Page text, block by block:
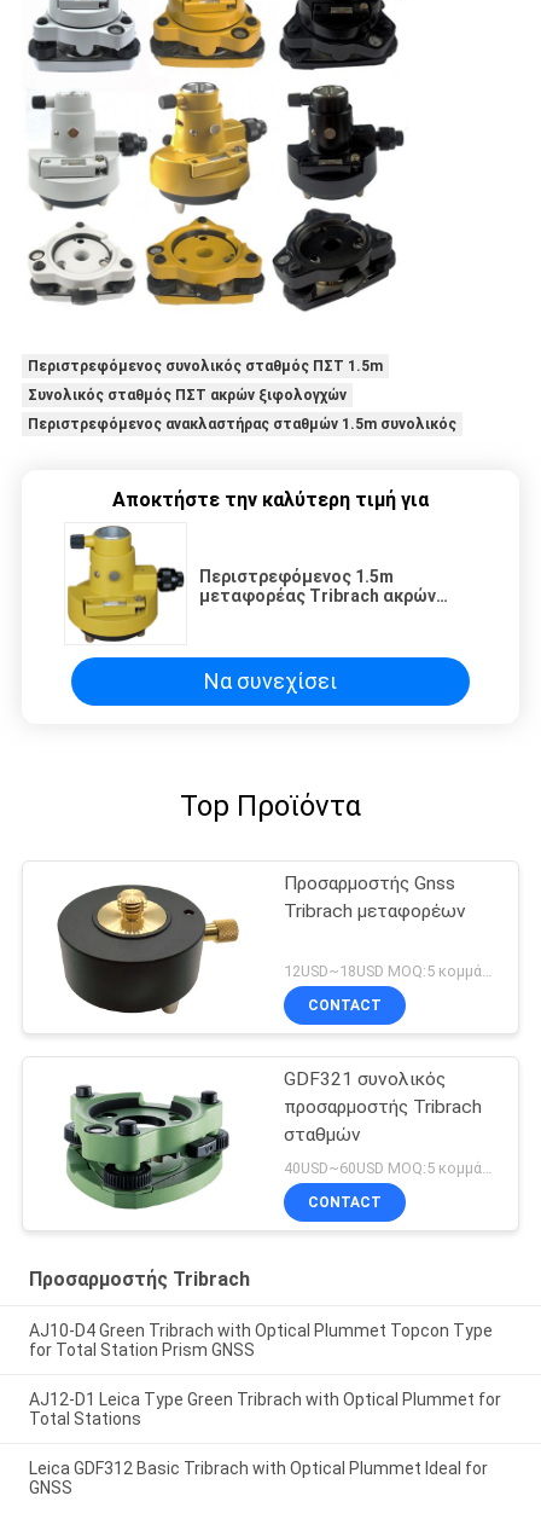
Περιστρεφόμενος συνολικός σταθμός ΠΣΤ 1.5m
Συνολικός σταθμός ΠΣΤ ακρών ξιφολογχών
Περιστρεφόμενος ανακλαστήρας σταθμών 1.5m συνολικός
Αποκτήστε την καλύτερη τιμή για
Περιστρεφόμενος 1.5m
μεταφορέας Tribrach ακρών
Να συνεχίσει
Top Προϊόντα
Προσαρμοστής Gnss
Tribrach μεταφορέων
12USD~18USD MOQ:5 κομμάτια
CONTACT
GDF321 συνολικός
προσαρμοστής Tribrach
σταθμών
40USD~60USD MOQ:5 κομμάτια
CONTACT
Προσαρμοστής Tribrach
AJ10-D4 Green Tribrach with Optical Plummet Topcon Type
for Total Station Prism GNSS
AJ12-D1 Leica Type Green Tribrach with Optical Plummet for
Total Stations
Leica GDF312 Basic Tribrach with Optical Plummet Ideal for
GNSS